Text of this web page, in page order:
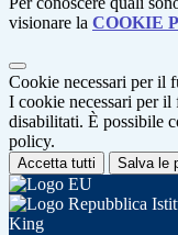
visionare la COOKIE
Cookie necessari per il
I cookie necessari per il
disabilitati. È possibile
policy.
Accetta tutti Salva le
King